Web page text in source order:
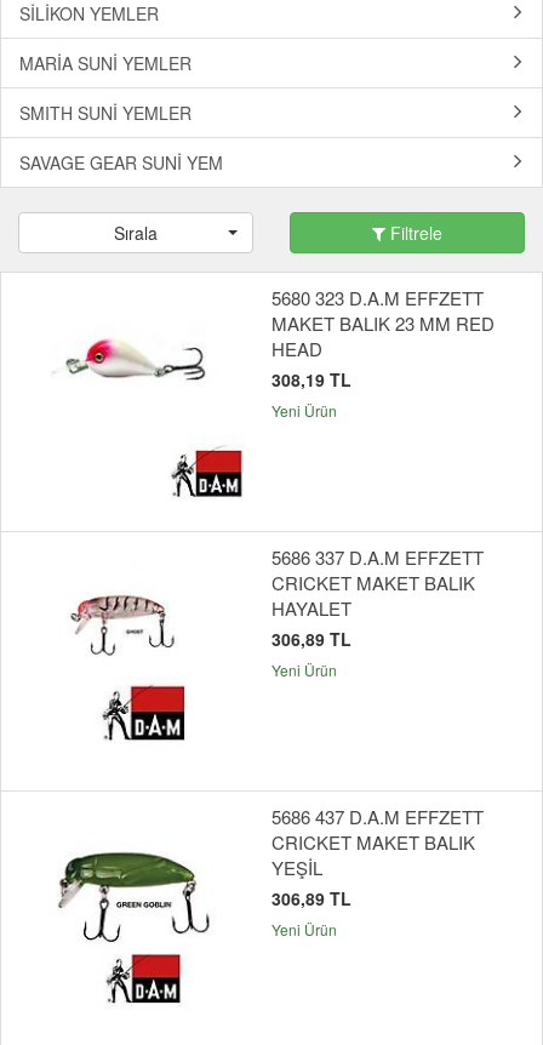
SİLİKON YEMLER
MARİA SUNİ YEMLER
SMITH SUNİ YEMLER
SAVAGE GEAR SUNİ YEM
Sırala Filtrele
5680 323 D.A.M EFFZETT
MAKET BALIK 23 MM RED
HEAD
308,19 TL
Yeni Ürün
5686 337 D.A.M EFFZETT
CRICKET MAKET BALIK
HAYALET
306,89 TL
Yeni Ürün
5686 437 D.A.M EFFZETT
CRICKET MAKET BALIK
YEŞİL
306,89 TL
Yeni Ürün